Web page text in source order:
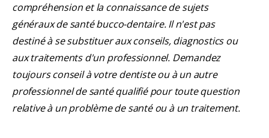
compréhension et la connaissance de sujets
généraux de santé bucco-dentaire. Il n'est pas
destiné à se substituer aux conseils, diagnostics ou
aux traitements d'un professionnel. Demandez
toujours conseil à votre dentiste ou à un autre
professionnel de santé qualifié pour toute question
relative à un problème de santé ou à un traitement.